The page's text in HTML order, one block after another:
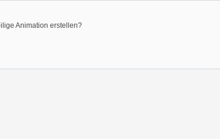
Animation erstellen?